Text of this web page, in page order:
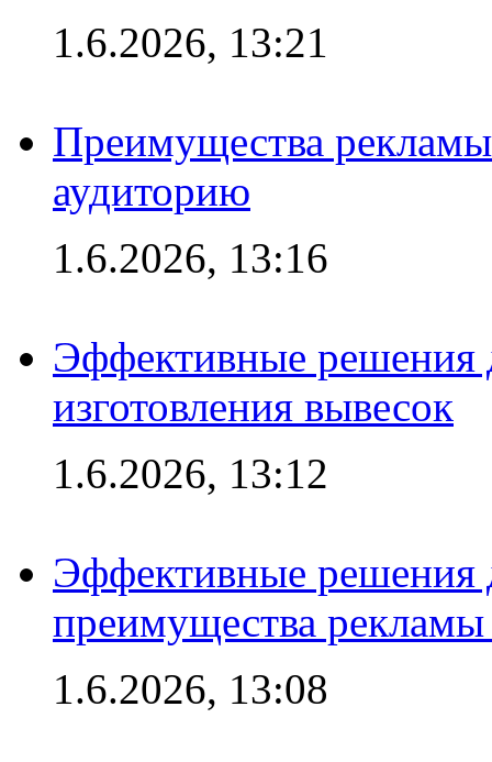
1.6.2026, 13:21
Преимущества
аудиторию
1.6.2026, 13:16
Эффективные решения
изготовления вывесок
1.6.2026, 13:12
Эффективные решения
преимущества рекламы
1.6.2026, 13:08